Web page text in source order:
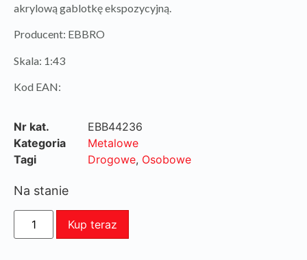
akrylową gablotkę ekspozycyjną.
Producent: EBBRO
Skala: 1:43
Kod EAN:
Nr kat.
EBB44236
Kategoria
Metalowe
Tagi
Drogowe, Osobowe
Na stanie
Kup teraz